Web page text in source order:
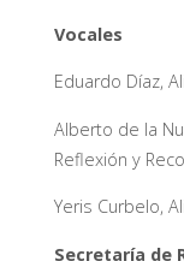
Vocales
Eduardo Díaz,
Alberto de la
Reflexión y
Yeris Curbelo,
Secretaría de